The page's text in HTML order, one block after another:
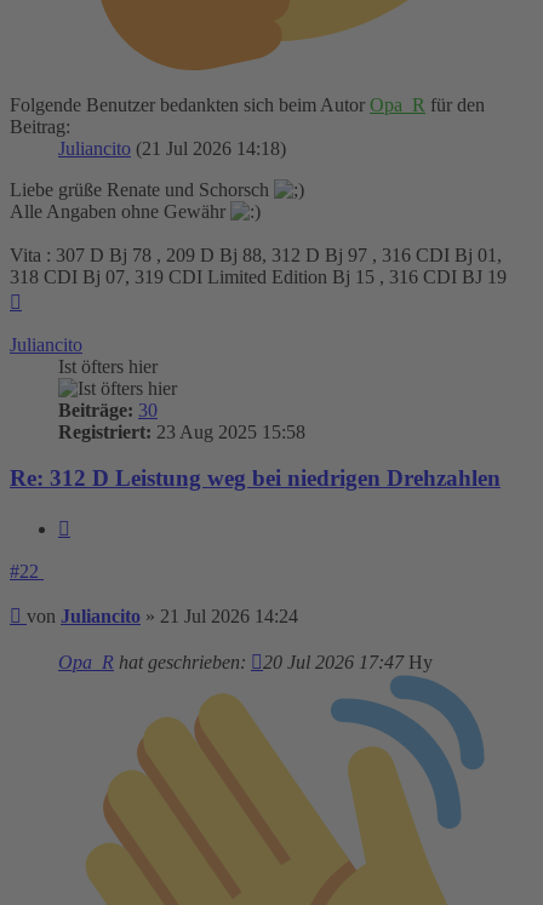
Folgende Benutzer bedankten sich beim Autor Opa_R für den
Beitrag:
Juliancito (21 Jul 2026 14:18)
Liebe grüße Renate und Schorsch
Alle Angaben ohne Gewähr
Vita : 307 D Bj 78 , 209 D Bj 88, 312 D Bj 97 , 316 CDI Bj 01,
318 CDI Bj 07, 319 CDI Limited Edition Bj 15 , 316 CDI BJ 19
Juliancito
Ist öfters hier
Beiträge: 30
Registriert: 23 Aug 2025 15:58
Re: 312 D Leistung weg bei niedrigen Drehzahlen
#22
Beitrag
von Juliancito » 21 Jul 2026 14:24
Opa_R hat geschrieben: 20 Jul 2026 17:47Hy